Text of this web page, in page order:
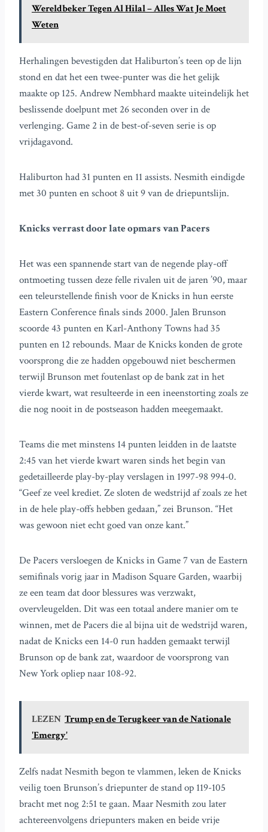
Wereldbeker Tegen Al Hilal – Alles Wat Je Moet
Weten
Herhalingen bevestigden dat Haliburton’s teen op de lijn
stond en dat het een twee-punter was die het gelijk
maakte op 125. Andrew Nembhard maakte uiteindelijk het
beslissende doelpunt met 26 seconden over in de
verlenging. Game 2 in de best-of-seven serie is op
vrijdagavond.
Haliburton had 31 punten en 11 assists. Nesmith eindigde
met 30 punten en schoot 8 uit 9 van de driepuntslijn.
Knicks verrast door late opmars van Pacers
Het was een spannende start van de negende play-off
ontmoeting tussen deze felle rivalen uit de jaren ’90, maar
een teleurstellende finish voor de Knicks in hun eerste
Eastern Conference finals sinds 2000. Jalen Brunson
scoorde 43 punten en Karl-Anthony Towns had 35
punten en 12 rebounds. Maar de Knicks konden de grote
voorsprong die ze hadden opgebouwd niet beschermen
terwijl Brunson met foutenlast op de bank zat in het
vierde kwart, wat resulteerde in een ineenstorting zoals ze
die nog nooit in de postseason hadden meegemaakt.
Teams die met minstens 14 punten leidden in de laatste
2:45 van het vierde kwart waren sinds het begin van
gedetailleerde play-by-play verslagen in 1997-98 994-0.
“Geef ze veel krediet. Ze sloten de wedstrijd af zoals ze het
in de hele play-offs hebben gedaan,” zei Brunson. “Het
was gewoon niet echt goed van onze kant.”
De Pacers versloegen de Knicks in Game 7 van de Eastern
semifinals vorig jaar in Madison Square Garden, waarbij
ze een team dat door blessures was verzwakt,
overvleugelden. Dit was een totaal andere manier om te
winnen, met de Pacers die al bijna uit de wedstrijd waren,
nadat de Knicks een 14-0 run hadden gemaakt terwijl
Brunson op de bank zat, waardoor de voorsprong van
New York opliep naar 108-92.
LEZEN Trump en de Terugkeer van de Nationale
'Emergy'
Zelfs nadat Nesmith begon te vlammen, leken de Knicks
veilig toen Brunson’s driepunter de stand op 119-105
bracht met nog 2:51 te gaan. Maar Nesmith zou later
achtereenvolgens driepunters maken en beide vrije